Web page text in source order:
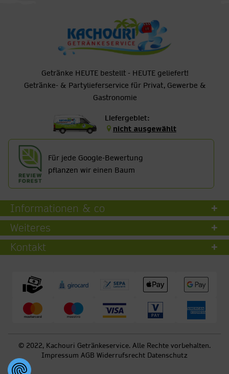
Getränke HEUTE bestellt - HEUTE geliefert!
Getränke- & Partylieferservice für Privat, Gewerbe &
Gastronomie
Liefergebiet:
nicht ausgewählt
Für jede Google-Bewertung
pflanzen wir einen Baum
Informationen & co
Weiteres
Kontakt
© 2022, Kachouri Getränkeservice. Alle Rechte vorbehalten.
Impressum AGB Widerrufsrecht Datenschutz